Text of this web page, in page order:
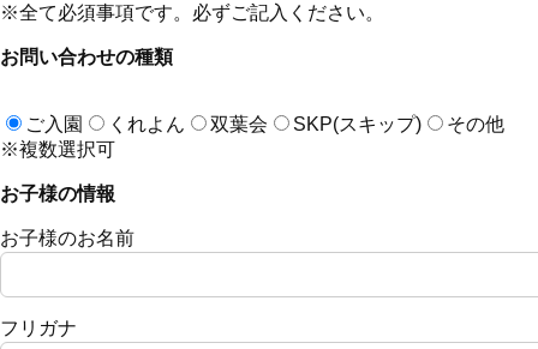
※全て必須事項です。必ずご記入ください。
お問い合わせの種類
ご入園 くれよん 双葉会 SKP(スキップ)
その他
※複数選択可
お子様の情報
お子様のお名前
フリガナ